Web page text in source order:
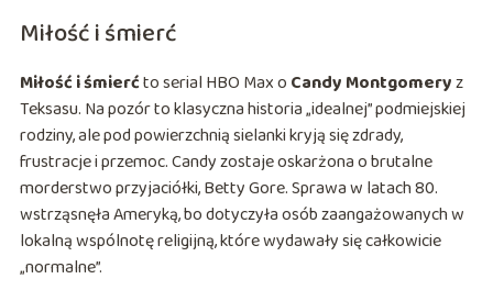
Miłość i śmierć
Miłość i śmierćto serial HBO Max o Candy Montgomeryz
Teksasu. Na pozór to klasyczna historia „idealnej” podmiejskiej
rodziny, ale pod powierzchnią sielanki kryją się zdrady,
frustracje i przemoc. Candy zostaje oskarżona o brutalne
morderstwo przyjaciółki, Betty Gore. Sprawa w latach 80.
wstrząsnęła Ameryką, bo dotyczyła osób zaangażowanych w
lokalną wspólnotę religijną, które wydawały się całkowicie
„normalne”.